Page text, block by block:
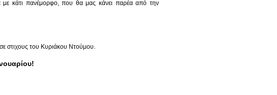
με κάτι πανέμορφο, που θα μας κάνει παρέα από την
στιχους του Κυριάκου Ντούμου.